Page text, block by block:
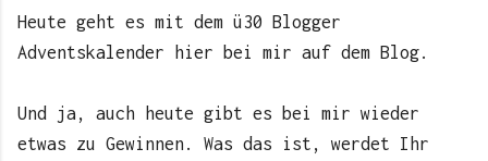
Heute geht es mit dem ü30 Blogger
Adventskalender hier bei mir auf dem Blog.
Und ja, auch heute gibt es bei mir wieder
etwas zu Gewinnen. Was das ist, werdet Ihr